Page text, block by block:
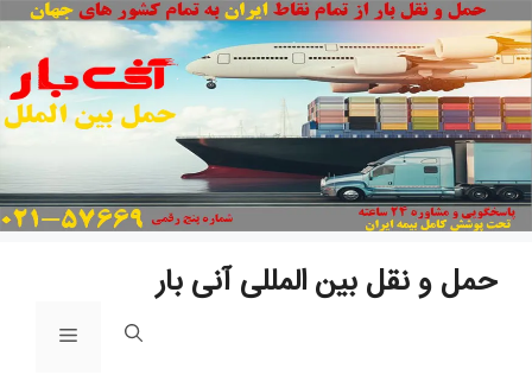
حمل و نقل بین المللی آنی بار
فهرست